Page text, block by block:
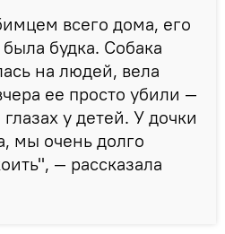
всего дома, его
будка. Собака
на людей, вела
ее просто убили —
у детей. У дочки
мы очень долго
— рассказала